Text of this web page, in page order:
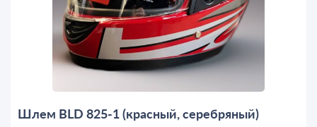
Шлем BLD 825-1 (красный, серебряный)